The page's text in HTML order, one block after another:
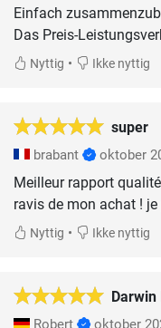
Einfach
Das Preis-
Nyttig • Ikke nyttig
super
brabant oktober
Meilleur rapport
ravis de mon achat !
Nyttig • Ikke nyttig
Robert oktober